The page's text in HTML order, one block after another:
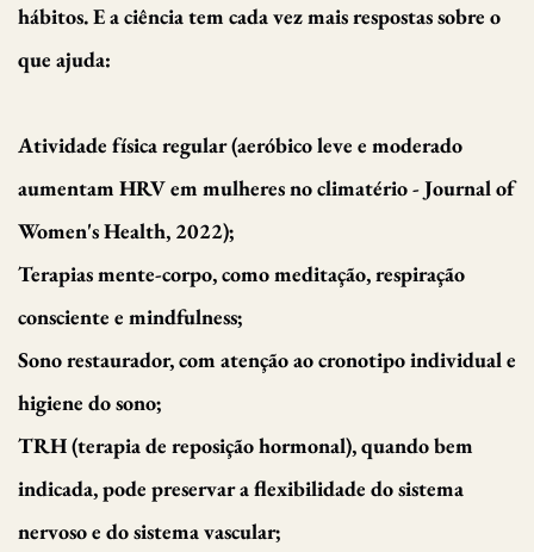
hábitos. E a ciência tem cada vez mais respostas sobre o
que ajuda:
Atividade física regular (aeróbico leve e moderado
aumentam HRV em mulheres no climatério - Journal of
Women's Health, 2022);
Terapias mente-corpo, como meditação, respiração
consciente e mindfulness;
Sono restaurador, com atenção ao cronotipo individual e
higiene do sono;
TRH (terapia de reposição hormonal), quando bem
indicada, pode preservar a flexibilidade do sistema
nervoso e do sistema vascular;